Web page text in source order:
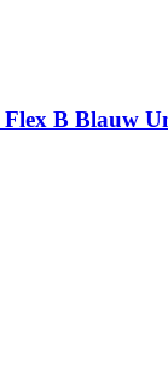
B Blauw